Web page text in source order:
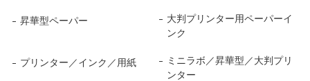
昇華型ペーパー
大判プリンター用ペーパーイ
ンク
プリンター／インク／用紙
ミニラボ／昇華型／大判プリ
ンター